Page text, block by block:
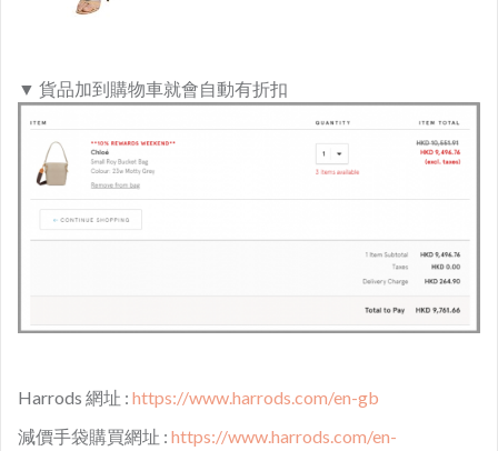
▼ 貨品加到購物車就會自動有折扣
Harrods 網址 : https://www.harrods.com/en-gb
減價手袋購買網址 : https://www.harrods.com/en-